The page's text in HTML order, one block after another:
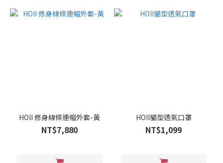
HOII 修身線條連帽外套-黃
NT$7,880
HOII貓型透氣口罩
NT$1,099